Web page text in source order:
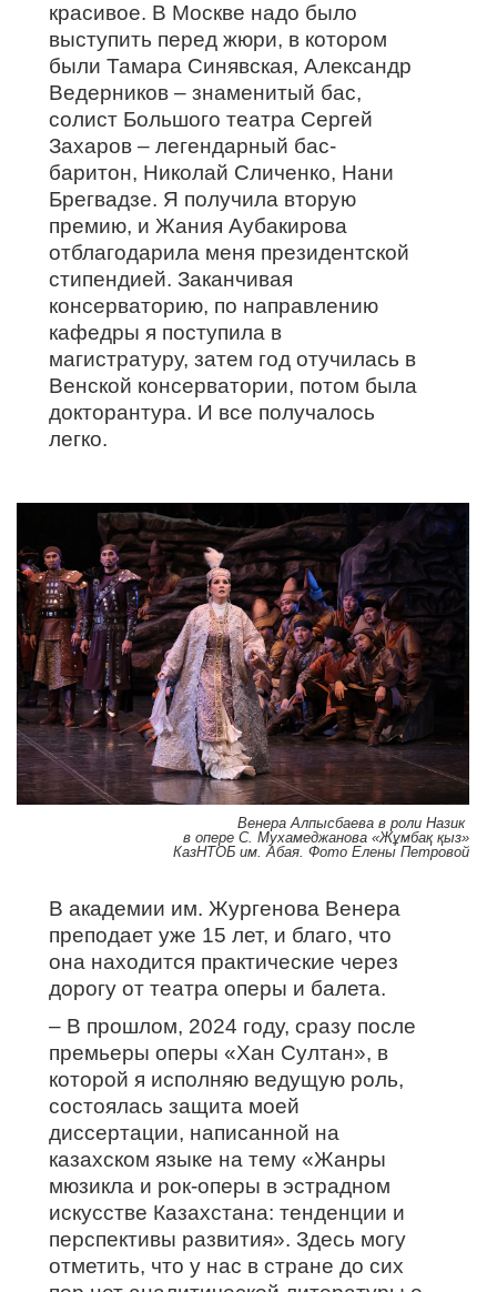
красивое. В Москве надо было
выступить перед жюри, в котором
были Тамара Синявская, Александр
Ведерников – знаменитый бас,
солист Большого театра Сергей
Захаров – легендарный бас-
баритон, Николай Сличенко, Нани
Брегвадзе. Я получила вторую
премию, и Жания Аубакирова
отблагодарила меня президентской
стипендией. Заканчивая
консерваторию, по направлению
кафедры я поступила в
магистратуру, затем год отучилась в
Венской консерватории, потом была
докторантура. И все получалось
легко.
Венера Алпысбаева в роли Назик
в опере С. Мухамеджанова «Жұмбақ қыз»
КазНТОБ им. Абая. Фото Елены Петровой
В академии им. Жургенова Венера
преподает уже 15 лет, и благо, что
она находится практические через
дорогу от театра оперы и балета.
– В прошлом, 2024 году, сразу после
премьеры оперы «Хан Султан», в
которой я исполняю ведущую роль,
состоялась защита моей
диссертации, написанной на
казахском языке на тему «Жанры
мюзикла и рок-оперы в эстрадном
искусстве Казахстана: тенденции и
перспективы развития». Здесь могу
отметить, что у нас в стране до сих